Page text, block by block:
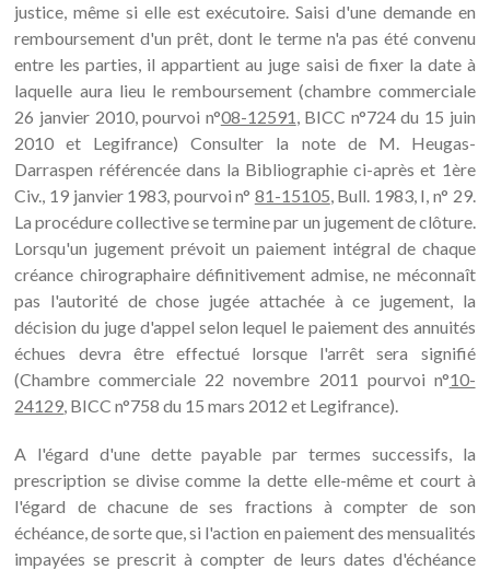
justice, même si elle est exécutoire. Saisi d'une demande en
remboursement d'un prêt, dont le terme n'a pas été convenu
entre les parties, il appartient au juge saisi de fixer la date à
laquelle aura lieu le remboursement (chambre commerciale
26 janvier 2010, pourvoi n°08-12591, BICC n°724 du 15 juin
2010 et Legifrance) Consulter la note de M. Heugas-
Darraspen référencée dans la Bibliographie ci-après et 1ère
Civ., 19 janvier 1983, pourvoi n° 81-15105, Bull. 1983, I, n° 29.
La procédure collective se termine par un jugement de clôture.
Lorsqu'un jugement prévoit un paiement intégral de chaque
créance chirographaire définitivement admise, ne méconnaît
pas l'autorité de chose jugée attachée à ce jugement, la
décision du juge d'appel selon lequel le paiement des annuités
échues devra être effectué lorsque l'arrêt sera signifié
(Chambre commerciale 22 novembre 2011 pourvoi n°10-
24129, BICC n°758 du 15 mars 2012 et Legifrance).
A l'égard d'une dette payable par termes successifs, la
prescription se divise comme la dette elle-même et court à
l'égard de chacune de ses fractions à compter de son
échéance, de sorte que, si l'action en paiement des mensualités
impayées se prescrit à compter de leurs dates d'échéance